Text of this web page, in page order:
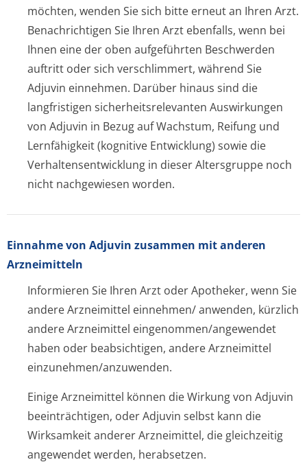
möchten, wenden Sie sich bitte erneut an Ihren Arzt.
Benachrichtigen Sie Ihren Arzt ebenfalls, wenn bei
Ihnen eine der oben aufgeführten Beschwerden
auftritt oder sich verschlimmert, während Sie
Adjuvin einnehmen. Darüber hinaus sind die
langfristigen sicherheitsre­levanten Auswirkungen
von Adjuvin in Bezug auf Wachstum, Reifung und
Lernfähigkeit (kognitive Entwicklung) sowie die
Verhaltensentwic­klung in dieser Altersgruppe noch
nicht nachgewiesen worden.
Einnahme von Adjuvin zusammen mit anderen
Arzneimitteln
Informieren Sie Ihren Arzt oder Apotheker, wenn Sie
andere Arzneimittel einnehmen/ anwenden, kürzlich
andere Arzneimittel eingenommen/an­gewendet
haben oder beabsichtigen, andere Arzneimittel
einzunehmen/an­zuwenden.
Einige Arzneimittel können die Wirkung von Adjuvin
beeinträchtigen, oder Adjuvin selbst kann die
Wirksamkeit anderer Arzneimittel, die gleichzeitig
angewendet werden, herabsetzen.